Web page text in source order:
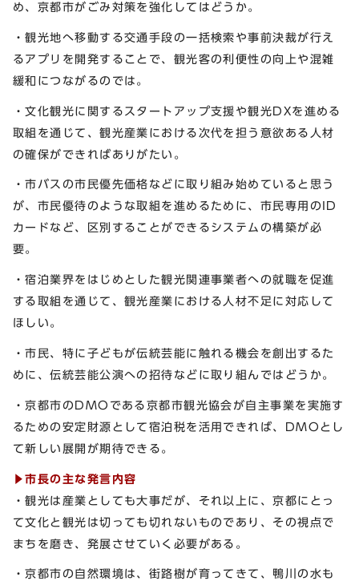
め、京都市がごみ対策を強化してはどうか。
・観光地へ移動する交通手段の一括検索や事前決裁が行え
るアプリを開発することで、観光客の利便性の向上や混雑
緩和につながるのでは。
・文化観光に関するスタートアップ支援や観光DXを進める
取組を通じて、観光産業における次代を担う意欲ある人材
の確保ができればありがたい。
・市バスの市民優先価格などに取り組み始めていると思う
が、市民優待のような取組を進めるために、市民専用のID
カードなど、区別することができるシステムの構築が必
要。
・宿泊業界をはじめとした観光関連事業者への就職を促進
する取組を通じて、観光産業における人材不足に対応して
ほしい。
・市民、特に子どもが伝統芸能に触れる機会を創出するた
めに、伝統芸能公演への招待などに取り組んではどうか。
・京都市のDMOである京都市観光協会が自主事業を実施す
るための安定財源として宿泊税を活用できれば、DMOとし
て新しい展開が期待できる。
▶市長の主な発言内容
・観光は産業としても大事だが、それ以上に、京都にとっ
て文化と観光は切っても切れないものであり、その視点で
まちを磨き、発展させていく必要がある。
・京都市の自然環境は、街路樹が育ってきて、鴨川の水も